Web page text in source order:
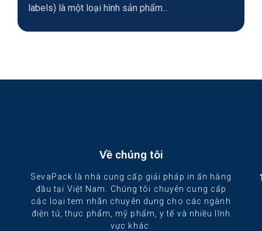
labels) là một loại hình sản phẩm...
Về chúng tôi
SevaPack là nhà cung cấp giải pháp in ấn hàng
đầu tại Việt Nam. Chúng tôi chuyên cung cấp
các loại tem nhãn chuyên dụng cho các ngành
điện tử, thực phẩm, mỹ phẩm, y tế và nhiều lĩnh
vực khác.